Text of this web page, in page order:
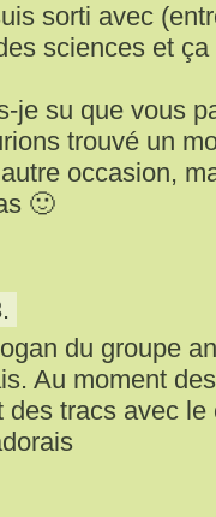
sorti avec
sciences et
je su que vous
trouvé un
occasion,
🙂
du groupe
Au moment
tracs avec le